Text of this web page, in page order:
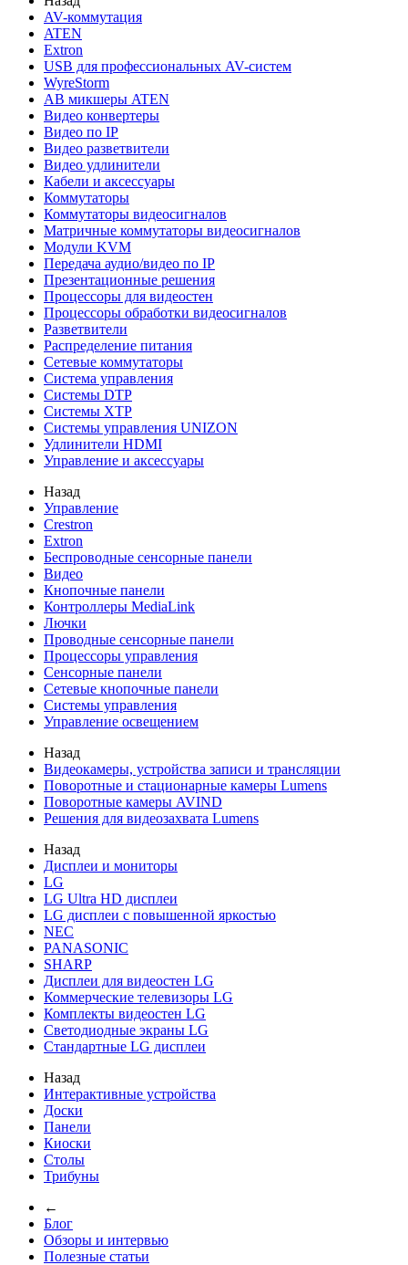
AV-коммутация
ATEN
Extron
USB для профессиональных AV-систем
WyreStorm
АВ микшеры ATEN
Видео конвертеры
Видео по IP
Видео разветвители
Видео удлинители
Кабели и аксессуары
Коммутаторы
Коммутаторы видеосигналов
Матричные коммутаторы видеосигналов
Модули KVM
Передача аудио/видео по IP
Презентационные решения
Процессоры для видеостен
Процессоры обработки видеосигналов
Разветвители
Распределение питания
Сетевые коммутаторы
Система управления
Системы DTP
Системы XTP
Системы управления UNIZON
Удлинители HDMI
Управление и аксессуары
Назад
Управление
Crestron
Extron
Беспроводные сенсорные панели
Видео
Кнопочные панели
Контроллеры MediaLink
Лючки
Проводные сенсорные панели
Процессоры управления
Сенсорные панели
Сетевые кнопочные панели
Системы управления
Управление освещением
Назад
Видеокамеры, устройства записи и трансляции
Поворотные и стационарные камеры Lumens
Поворотные камеры AVIND
Решения для видеозахвата Lumens
Назад
Дисплеи и мониторы
LG
LG Ultra HD дисплеи
LG дисплеи с повышенной яркостью
NEC
PANASONIC
SHARP
Дисплеи для видеостен LG
Коммерческие телевизоры LG
Комплекты видеостен LG
Светодиодные экраны LG
Стандартные LG дисплеи
Назад
Интерактивные устройства
Доски
Панели
Киоски
Столы
Трибуны
←
Блог
Обзоры и интервью
Полезные статьи